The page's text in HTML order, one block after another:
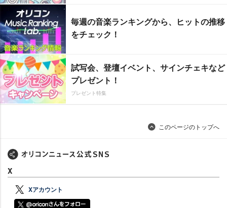
毎週の音楽ランキングから、ヒットの推移
をチェック！
試写会、登壇イベント、サインチェキなど
プレゼント！
プレゼント特集
このページのトップへ
X
Xアカウント